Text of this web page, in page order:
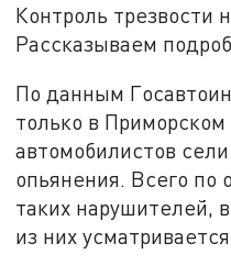
Контроль трезвости
Рассказываем
По данным
только в
автомобилистов
опьянения. Всего по
таких нарушителей,
из них